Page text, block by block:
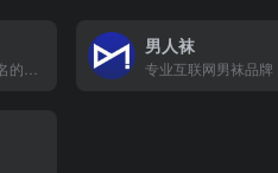
男人袜
专业互联网男袜品牌